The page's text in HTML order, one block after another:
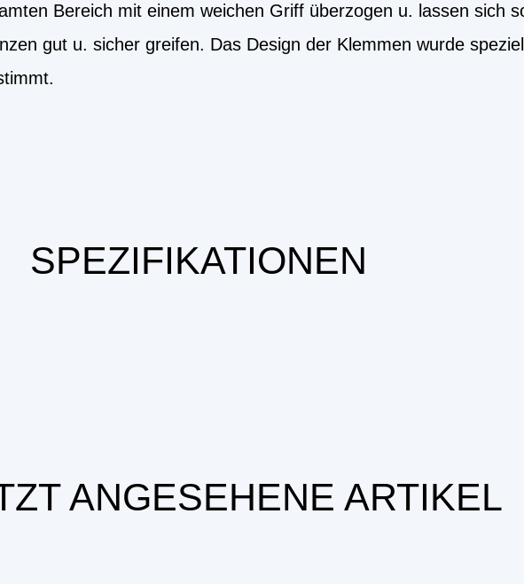
Bereich mit einem weichen Griff überzogen u. lassen sich
gut u. sicher greifen. Das Design der Klemmen wurde
SPEZIFIKATIONEN
ANGESEHENE ARTIKEL